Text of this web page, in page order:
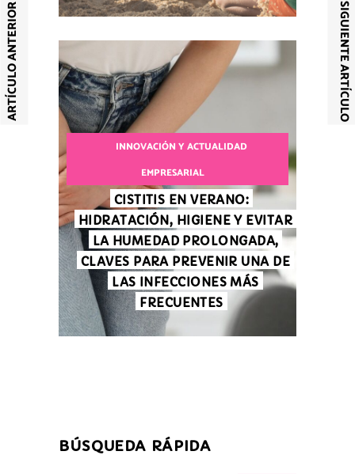
ARTÍCULO ANTERIOR SIGUIENTE ARTÍCULO
INNOVACIÓN Y ACTUALIDAD
EMPRESARIAL
CISTITIS EN VERANO:
HIDRATACIÓN, HIGIENE Y EVITAR
LA HUMEDAD PROLONGADA,
CLAVES PARA PREVENIR UNA DE
LAS INFECCIONES MÁS
FRECUENTES
BÚSQUEDA RÁPIDA